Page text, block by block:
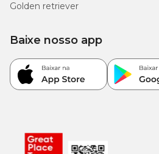
Golden retriever
Baixe nosso app